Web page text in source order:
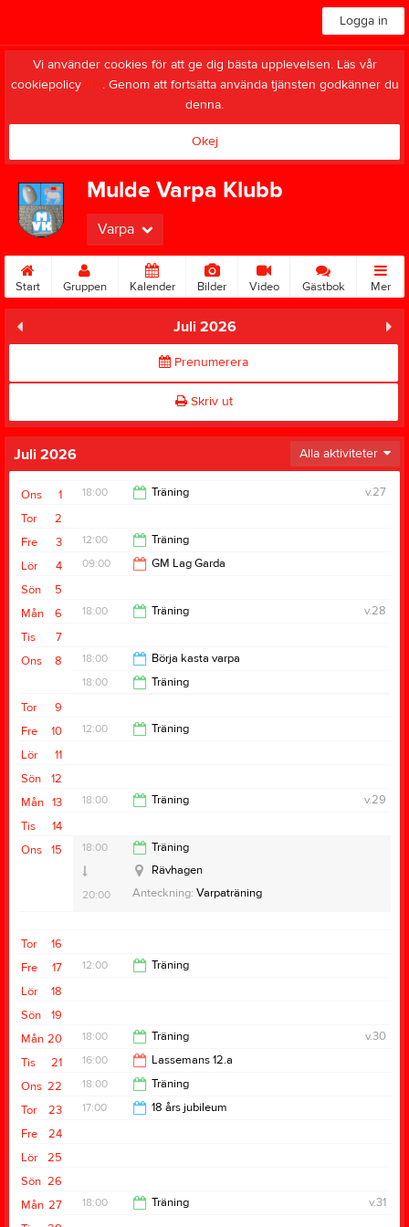
Logga in
Vi använder cookies för att ge dig bästa upplevelsen. Läs vår
cookiepolicy här. Genom att fortsätta använda tjänsten godkänner du
denna.
Okej
Mulde Varpa Klubb
Varpa
Start Gruppen Kalender Bilder Video Gästbok Mer
Juli 2026
Prenumerera
Skriv ut
Juli 2026 Alla aktiviteter
1
Ons v.27
18:00 Träning
20:00
2
Tor
3
Fre 12:00 Träning
4
Lör 09:00 GM Lag Garda
10:00
5
Sön
6
Mån v.28
18:00 Träning
20:00
7
Tis
8
Ons 18:00 Börja kasta varpa
18:00 Träning
20:00
9
Tor
10
Fre 12:00 Träning
11
Lör
12
Sön
13
Mån v.29
18:00 Träning
20:00
14
Tis
15
Ons 18:00 Träning
20:00
Rävhagen
Anteckning: Varpaträning
16
Tor
17
Fre 12:00 Träning
18
Lör
19
Sön
20
Mån v.30
18:00 Träning
20:00
21
Tis 16:00 Lassemans 12.a
20:00
22
Ons 18:00 Träning
23
Tor 17:00 18 års jubileum
24
Fre
25
Lör
26
Sön
27
Mån v.31
18:00
Träning